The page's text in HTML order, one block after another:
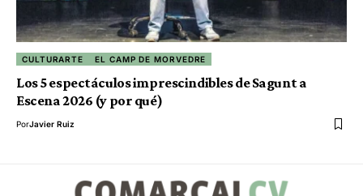
CULTURARTE EL CAMP DE MORVEDRE
Los 5 espectáculos imprescindibles de Sagunt a
Escena 2026 (y por qué)
PorJavier Ruiz